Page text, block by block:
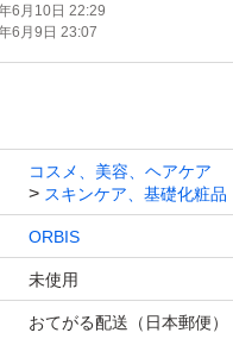
エイジング
6月10日 22:29
6月9日 23:07
コスメ、美容、ヘアケア
スキンケア、基礎化粧品
ORBIS
未使用
おてがる配送（日本郵便）